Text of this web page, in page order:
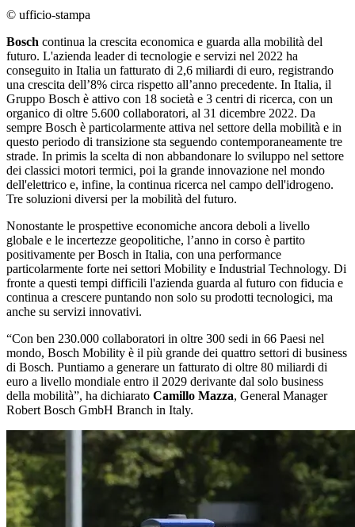
© ufficio-stampa
Bosch continua la crescita economica e guarda alla mobilità del
futuro. L'azienda leader di tecnologie e servizi nel 2022 ha
conseguito in Italia un fatturato di 2,6 miliardi di euro, registrando
una crescita dell’8% circa rispetto all’anno precedente. In Italia, il
Gruppo Bosch è attivo con 18 società e 3 centri di ricerca, con un
organico di oltre 5.600 collaboratori, al 31 dicembre 2022. Da
sempre Bosch è particolarmente attiva nel settore della mobilità e in
questo periodo di transizione sta seguendo contemporaneamente tre
strade. In primis la scelta di non abbandonare lo sviluppo nel settore
dei classici motori termici, poi la grande innovazione nel mondo
dell'elettrico e, infine, la continua ricerca nel campo dell'idrogeno.
Tre soluzioni diversi per la mobilità del futuro.
Nonostante le prospettive economiche ancora deboli a livello
globale e le incertezze geopolitiche, l’anno in corso è partito
positivamente per Bosch in Italia, con una performance
particolarmente forte nei settori Mobility e Industrial Technology. Di
fronte a questi tempi difficili l'azienda guarda al futuro con fiducia e
continua a crescere puntando non solo su prodotti tecnologici, ma
anche su servizi innovativi.
“Con ben 230.000 collaboratori in oltre 300 sedi in 66 Paesi nel
mondo, Bosch Mobility è il più grande dei quattro settori di business
di Bosch. Puntiamo a generare un fatturato di oltre 80 miliardi di
euro a livello mondiale entro il 2029 derivante dal solo business
della mobilità”, ha dichiarato Camillo Mazza, General Manager
Robert Bosch GmbH Branch in Italy.